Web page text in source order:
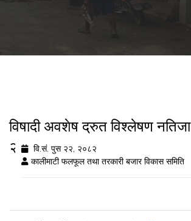
विषादी अवशेष द्रुत विश्लेषण नतिजा
२०८२/९/२२
वि.सं. पुस २२, २०८२
कालीमाटी फलफूल तथा तरकारी बजार विकास समिति